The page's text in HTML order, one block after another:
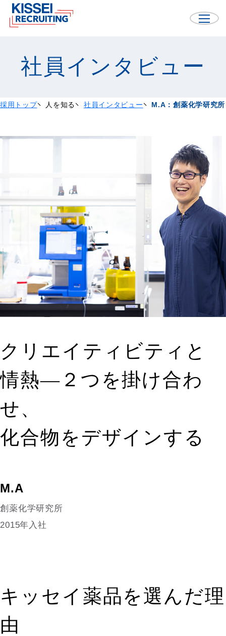
社員インタビュー
採用トップ 人を知る 社員インタビュー M.A：創薬化学研究所
クリエイティビティと
情熱—２つを掛け合わ
せ、
化合物をデザインする
M.A
創薬化学研究所
2015年入社
キッセイ薬品を選んだ理
由